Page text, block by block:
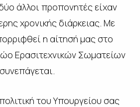
άλλοι προπονητές είχαν
χρονικής διάρκειας. Με
η αίτησή μας στο
Ερασιτεχνικών Σωματείων
του Υπουργείου σας